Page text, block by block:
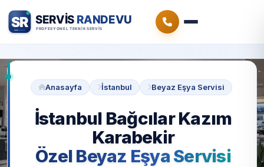
Anasayfa İstanbul Beyaz Eşya Servisi
İstanbul Bağcılar Kazım
Karabekir
Özel Beyaz Eşya Servisi